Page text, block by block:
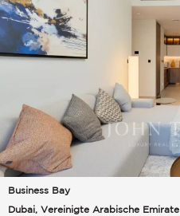
Business Bay
Dubai, Vereinigte Arabische Emirate